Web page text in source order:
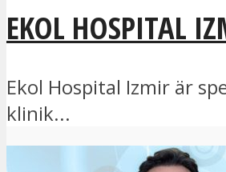
EKOL HOSPITAL
Ekol Hospital Izmir är
klinik...